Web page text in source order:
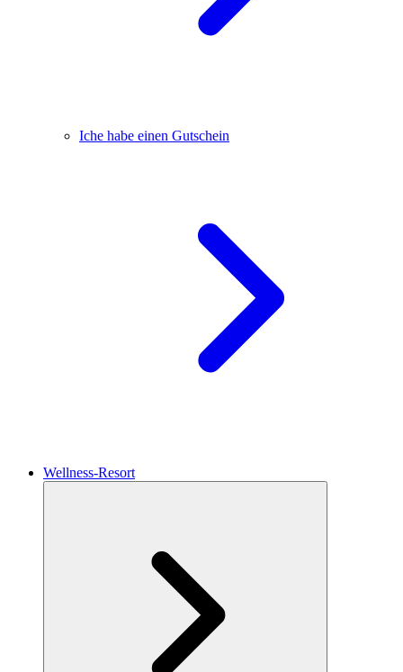
Iche habe einen Gutschein
Wellness-Resort